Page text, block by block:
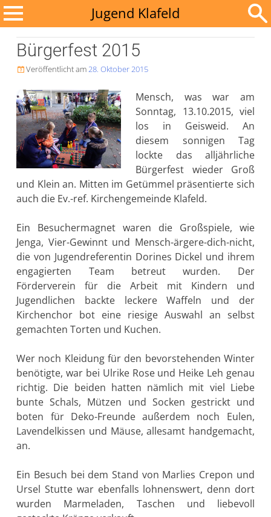
Zum
Inhalt
springen
Jugend Klafeld
Suchen
nach:Bürgerfest 2015
Veröffentlicht am28. Oktober 2015
Mensch, was war am
Sonntag, 13.10.2015, viel
los in Geisweid. An
diesem sonnigen Tag
lockte das alljährliche
Bürgerfest wieder Groß
und Klein an. Mitten im Getümmel präsentierte sich
auch die Ev.-ref. Kirchengemeinde Klafeld.
Ein Besuchermagnet waren die Großspiele, wie
Jenga, Vier-Gewinnt und Mensch-ärgere-dich-nicht,
die von Jugendreferentin Dorines Dickel und ihrem
engagierten Team betreut wurden. Der
Förderverein für die Arbeit mit Kindern und
Jugendlichen backte leckere Waffeln und der
Kirchenchor bot eine riesige Auswahl an selbst
gemachten Torten und Kuchen.
Wer noch Kleidung für den bevorstehenden Winter
benötigte, war bei Ulrike Rose und Heike Leh genau
richtig. Die beiden hatten nämlich mit viel Liebe
bunte Schals, Mützen und Socken gestrickt und
boten für Deko-Freunde außerdem noch Eulen,
Lavendelkissen und Mäuse, allesamt handgemacht,
an.
Ein Besuch bei dem Stand von Marlies Crepon und
Ursel Stutte war ebenfalls lohnenswert, denn dort
wurden Marmeladen, Taschen und liebevoll